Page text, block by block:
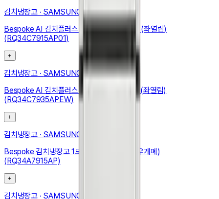
김치냉장고 · SAMSUNG
Bespoke AI 김치플러스 1도어 키친핏 348L (좌열림)
(RQ34C7915AP01)
+
김치냉장고 · SAMSUNG
Bespoke AI 김치플러스 1도어 키친핏 347L (좌열림)
(RQ34C7935APEW)
+
김치냉장고 · SAMSUNG
Bespoke 김치냉장고 1도어 348L (우힌지, 우개폐)
(RQ34A7915AP)
+
김치냉장고 · SAMSUNG